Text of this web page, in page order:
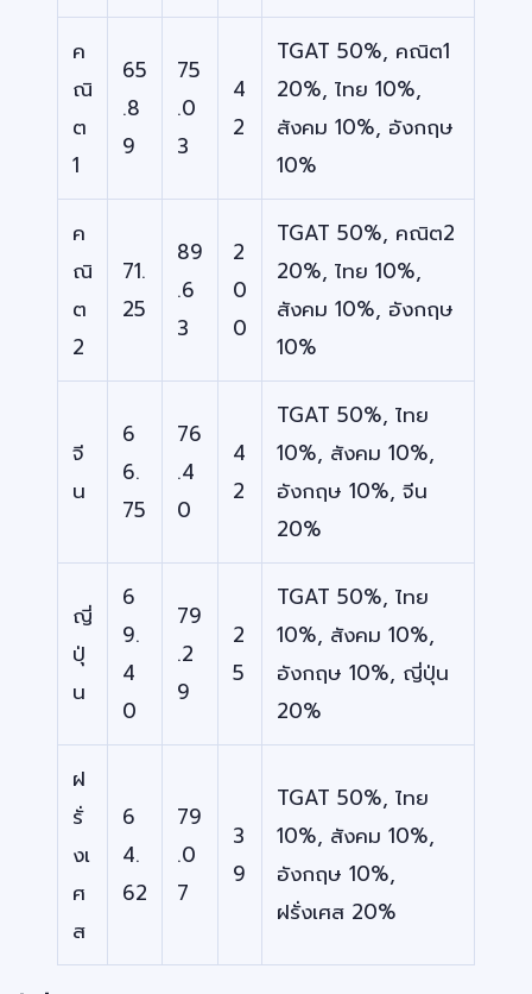
ค
ณิ
ต
1
65
.8
9
75
.0
3
4
2
TGAT 50%, คณิต1
20%, ไทย 10%,
สังคม 10%, อังกฤษ
10%
ค
ณิ
ต
2
71.
25
89
.6
3
2
0
0
TGAT 50%, คณิต2
20%, ไทย 10%,
สังคม 10%, อังกฤษ
10%
จี
น
6
6.
75
76
.4
0
4
2
TGAT 50%, ไทย
10%, สังคม 10%,
อังกฤษ 10%, จีน
20%
ญี่
ปุ่
น
6
9.
4
0
79
.2
9
2
5
TGAT 50%, ไทย
10%, สังคม 10%,
อังกฤษ 10%, ญี่ปุ่น
20%
ฝ
รั่
งเ
ศ
ส
6
4.
62
79
.0
7
3
9
TGAT 50%, ไทย
10%, สังคม 10%,
อังกฤษ 10%,
ฝรั่งเศส 20%